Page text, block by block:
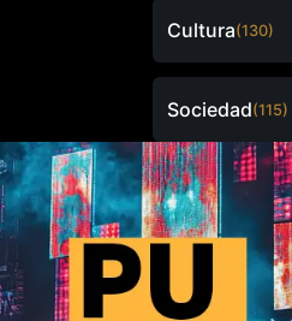
Cultura(130)
Sociedad(115)